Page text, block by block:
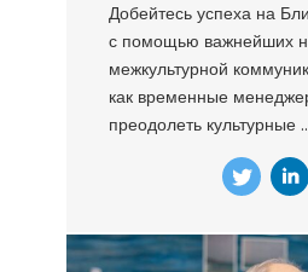
Добейтесь успеха на
с помощью важнейших
межкультурной
как временные
преодолеть культурные